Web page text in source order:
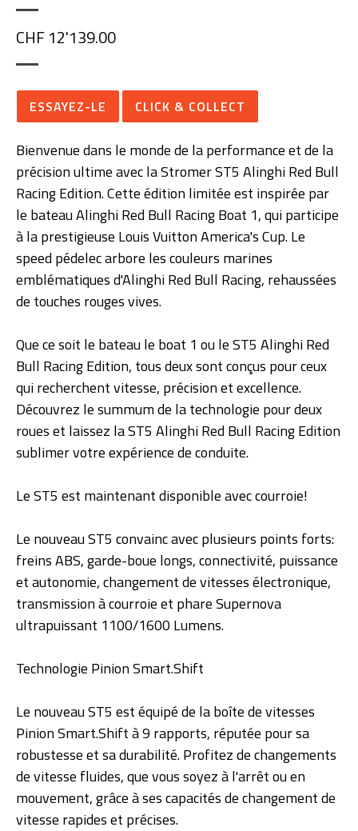
CHF 12'139.00
ESSAYEZ-LE CLICK & COLLECT
Bienvenue dans le monde de la performance et de la
précision ultime avec la Stromer ST5 Alinghi Red Bull
Racing Edition. Cette édition limitée est inspirée par
le bateau Alinghi Red Bull Racing Boat 1, qui participe
à la prestigieuse Louis Vuitton America's Cup. Le
speed pédelec arbore les couleurs marines
emblématiques d'Alinghi Red Bull Racing, rehaussées
de touches rouges vives.
Que ce soit le bateau le boat 1 ou le ST5 Alinghi Red
Bull Racing Edition, tous deux sont conçus pour ceux
qui recherchent vitesse, précision et excellence.
Découvrez le summum de la technologie pour deux
roues et laissez la ST5 Alinghi Red Bull Racing Edition
sublimer votre expérience de conduite.
Le ST5 est maintenant disponible avec courroie!
Le nouveau ST5 convainc avec plusieurs points forts:
freins ABS, garde-boue longs, connectivité, puissance
et autonomie, changement de vitesses électronique,
transmission à courroie et phare Supernova
ultrapuissant 1100/1600 Lumens.
Technologie Pinion Smart.Shift
Le nouveau ST5 est équipé de la boîte de vitesses
Pinion Smart.Shift à 9 rapports, réputée pour sa
robustesse et sa durabilité. Profitez de changements
de vitesse fluides, que vous soyez à l'arrêt ou en
mouvement, grâce à ses capacités de changement de
vitesse rapides et précises.